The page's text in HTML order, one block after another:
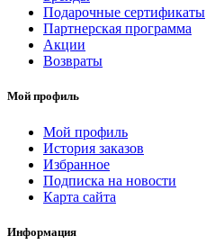
Подарочные сертификаты
Партнерская программа
Акции
Возвраты
Мой профиль
Мой профиль
История заказов
Избранное
Подписка на новости
Карта сайта
Информация